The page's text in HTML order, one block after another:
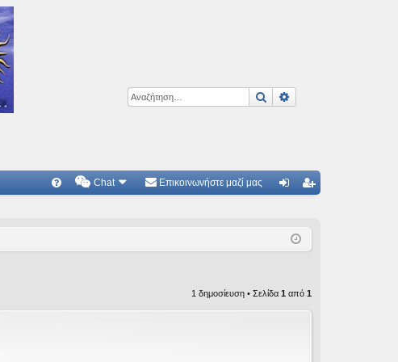
Αναζήτηση
Γ
Chat Επικοινωνήστε μαζί μας
ρα
1 δημοσίευση • Σελίδα 1 από 1